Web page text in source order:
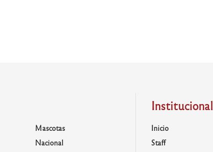
Mascotas
Nacional
Institucional
Inicio
Staff